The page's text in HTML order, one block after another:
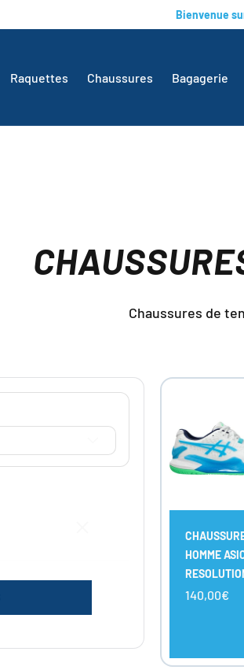
Bienvenue
Raquettes Chaussures Bagagerie
Chaussures de
HOMME
140,00€
LES